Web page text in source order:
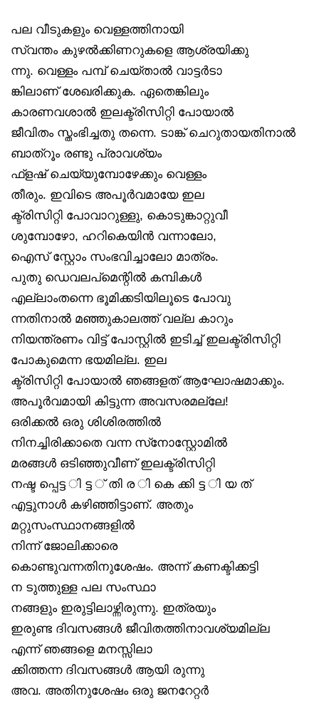
പല വീടുകളും വെള്ളത്തിനായി
സ്വന്തം കുഴൽക്കിണറുകളെ ആശ്രയിക്കു
ന്നു. വെള്ളം പമ്പ് ചെയ്താൽ വാട്ടർടാ
ങ്കിലാണ് ശേഖരിക്കുക. ഏതെങ്കിലും
കാരണവശാൽ ഇലക്ട്രിസിറ്റി പോയാൽ
ജീവിതം സ്തംഭിച്ചതു തന്നെ. ടാങ്ക് ചെറുതായതിനാൽ
ബാത്‌റൂം രണ്ടു പ്രാവശ്യം
ഫ്‌ളഷ് ചെയ്യുമ്പോഴേക്കും വെള്ളം
തീരും. ഇവിടെ അപൂർവമായേ ഇല
ക്ട്രിസിറ്റി പോവാറുള്ളു, കൊടുങ്കാറ്റുവീ
ശുമ്പോഴോ, ഹറികെയിൻ വന്നാലോ,
ഐസ് സ്റ്റോം സംഭവിച്ചാലോ മാത്രം.
പുതു ഡെവലപ്‌മെന്റിൽ കമ്പികൾ
എല്ലാംതന്നെ ഭൂമിക്കടിയിലൂടെ പോവു
ന്നതിനാൽ മഞ്ഞുകാലത്ത് വല്ല കാറും
നിയന്ത്രണം വിട്ട് പോസ്റ്റിൽ ഇടിച്ച് ഇലക്ട്രിസിറ്റി
പോകുമെന്ന ഭയമില്ല. ഇല
ക്ട്രിസിറ്റി പോയാൽ ഞങ്ങളത് ആഘോഷമാക്കും.
അപൂർവമായി കിട്ടുന്ന അവസരമല്ലേ!
ഒരിക്കൽ ഒരു ശിശിരത്തിൽ
നിനച്ചിരിക്കാതെ വന്ന സ്‌നോസ്റ്റോമിൽ
മരങ്ങൾ ഒടിഞ്ഞുവീണ് ഇലക്ട്രിസിറ്റി
നഷ്ട പ്പെട്ട ി ട്ട ് തി ര ി കെ ക്കി ട്ട ി യ ത്
എട്ടുനാൾ കഴിഞ്ഞിട്ടാണ്. അതും
മറ്റുസംസ്ഥാനങ്ങളിൽ
നിന്ന് ജോലിക്കാരെ
കൊണ്ടുവന്നതിനുശേഷം. അന്ന് കണക്ടിക്കട്ടി
ന ടുത്തുള്ള പല സംസ്ഥാ
നങ്ങളും ഇരുട്ടിലാഴ്ന്നിരുന്നു. ഇത്രയും
ഇരുണ്ട ദിവസങ്ങൾ ജീവിതത്തിനാവശ്യമില്ല
എന്ന് ഞങ്ങളെ മനസ്സിലാ
ക്കിത്തന്ന ദിവസങ്ങൾ ആയി രുന്നു
അവ. അതിനുശേഷം ഒരു ജനറേറ്റർ